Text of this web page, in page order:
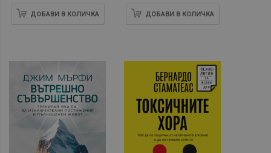
ДОБАВИ В КОЛИЧКА ДОБАВИ В КОЛИЧКА